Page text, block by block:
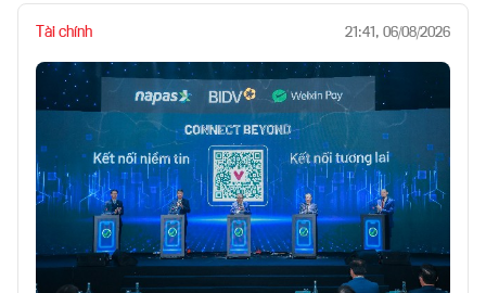
Tài chính 21:41, 06/08/2026